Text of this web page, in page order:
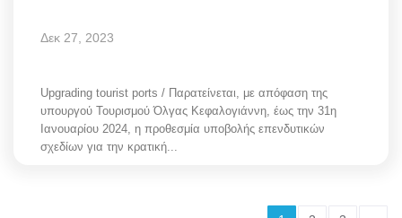
Δεκ 27, 2023
Upgrading tourist ports / Παρατείνεται, με απόφαση της
υπουργού Τουρισμού Όλγας Κεφαλογιάννη, έως την 31η
Ιανουαρίου 2024, η προθεσμία υποβολής επενδυτικών
σχεδίων για την κρατική...